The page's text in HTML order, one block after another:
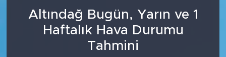
Altındağ Bugün, Yarın ve 1
Haftalık Hava Durumu
Tahmini
Adaklı-Kiğı
Tüm Manşetler